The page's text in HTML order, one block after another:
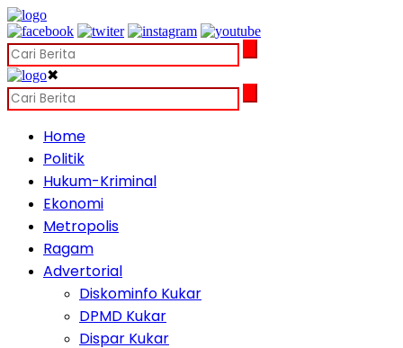
✖
Home
Politik
Hukum-Kriminal
Ekonomi
Metropolis
Ragam
Advertorial
Diskominfo Kukar
DPMD Kukar
Dispar Kukar